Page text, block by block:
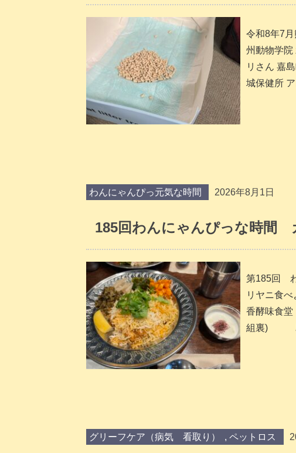
令和8年7
州動物学
リさん 嘉
城保健所
わんにゃんぴっ元気な時間 2026年8月1日
185回わんにゃんぴっな時間
第185回
リヤニ食べ
香酵味食
組裏)
グリーフケア（病気 看取り） ,ペットロス